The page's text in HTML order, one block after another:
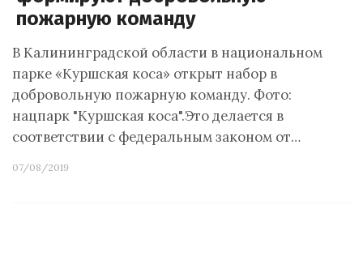
пожарную команду
В Калининградской области в национальном
парке «Куршская коса» открыт набор в
добровольную пожарную команду. Фото:
нацпарк "Куршская коса".Это делается в
соответствии с федеральным законом от…
07/08/2019